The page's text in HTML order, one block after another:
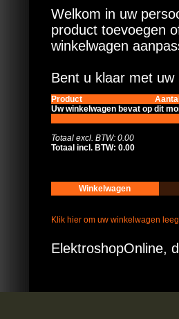
Welkom in uw
product toevoegen
winkelwagen
Bent u klaar met
Product
Uw winkelwagen bevat op dit
Totaal excl. BTW: 0.00
Totaal incl. BTW: 0.00
Winkelwagen
Klik hier om uw winkelwagen
ElektroshopOnline,